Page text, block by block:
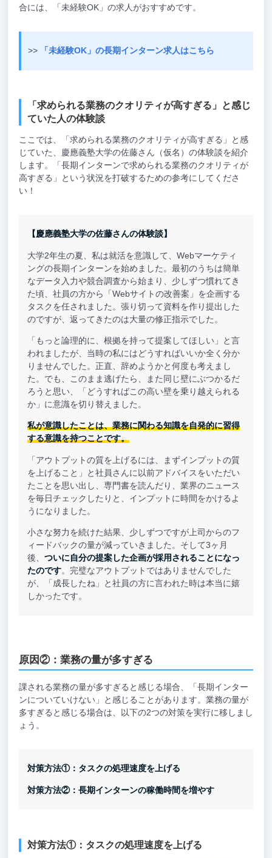
合には、「未経験OK」の求人がおすすめです。
>> 「未経験OK」の長期インターン求人はこちら
「求められる業務のクオリティが高すぎる」と感じ
ていた人の体験談
ここでは、「求められる業務のクオリティが高すぎる」と感
じていた、慶應義塾大学の佐藤さん（仮名）の体験談を紹介
します。「長期インターンで求められる業務のクオリティが
高すぎる」という状況を打破するための参考にしてくださ
い！
【慶應義塾大学の佐藤さんの体験談】
大学2年生の夏、私は就活を意識して、Webマーケティ
ングの長期インターンを始めました。最初のうちは簡単
なデータ入力や競合調査から始まり、少しずつ慣れてき
た頃、社員の方から「Webサイトの改善案」を企画する
タスクを任されました。張り切って資料を作り提出した
のですが、返ってきたのは大量の修正指示でした。
「もっと論理的に、根拠を持って提案してほしい」と言
われましたが、当時の私にはどうすればいいか全く分か
りませんでした。正直、辞めようかと何度も考えまし
た。でも、このまま逃げたら、また同じ壁にぶつかるだ
ろうと思い、「どうすればこの高い壁を乗り越えられる
か」に意識を切り替えました。
私が意識したことは、業務に関わる知識を自発的に習得
する意識を持つことです。
「アウトプットの質を上げるには、まずインプットの質
を上げること」と社員さんに以前アドバイスをいただい
たことを思い出し、専門書を読んだり、業界のニュース
を毎日チェックしたりと、インプットに時間をかけるよ
うになりました。
小さな努力を続けた結果、少しずつですが上司からのフ
ィードバックの量が減っていきました。そして3ヶ月
後、ついに自分の提案した企画が採用されることになっ
たのです。完璧なアウトプットではありませんでした
が、「成長したね」と社員の方に言われた時は本当に嬉
しかったです。
原因②：業務の量が多すぎる
課される業務の量が多すぎると感じる場合、「長期インター
ンについていけない」と感じることがあります。業務の量が
多すぎると感じる場合は、以下の2つの対策を実行に移しまし
ょう。
対策方法①：タスクの処理速度を上げる
対策方法②：長期インターンの稼働時間を増やす
対策方法①：タスクの処理速度を上げる